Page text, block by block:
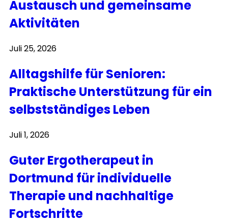
Austausch und gemeinsame
Aktivitäten
Juli 25, 2026
Alltagshilfe für Senioren:
Praktische Unterstützung für ein
selbstständiges Leben
Juli 1, 2026
Guter Ergotherapeut in
Dortmund für individuelle
Therapie und nachhaltige
Fortschritte